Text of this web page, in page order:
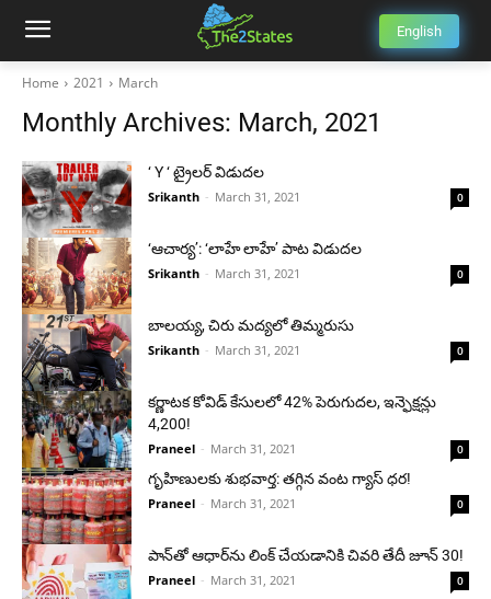
English
Home 2021 March
Monthly Archives: March, 2021
‘ Y ‘ ట్రైలర్ విడుదల
Srikanth - March 31, 2021 0
‘ఆచార్య’: ‘లాహే లాహే’ పాట విడుదల
Srikanth - March 31, 2021 0
బాలయ్య, చిరు మద్యలో తిమ్మరుసు
Srikanth - March 31, 2021 0
కర్ణాటక కోవిడ్ కేసులలో 42% పెరుగుదల, ఇన్ఫెక్షన్లు
4,200!
Praneel - March 31, 2021 0
గృహిణులకు శుభవార్త: తగ్గిన వంట గ్యాస్ ధర!
Praneel - March 31, 2021 0
పాన్‌తో ఆధార్‌ను లింక్ చేయడానికి చివరి తేదీ జూన్ 30!
Praneel - March 31, 2021 0